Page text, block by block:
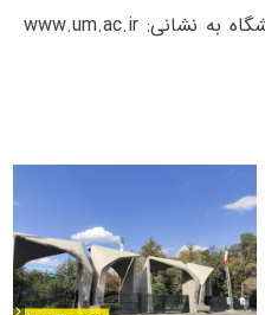
www.um.ac.ir